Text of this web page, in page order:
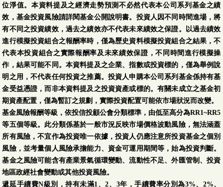
位淨值。本資料提及之經濟走勢預測不必然代表本公司系列基金之績
效，基金投資風險請詳閱基金公開說明書。投資人因不同時間進場，將
有不同之投資績效，過去之績效亦不代表未來績效之保證。以過去績效
進行模擬投資組合之報酬率時，僅為歷史資料模擬投資組合之結果，不
代表本投資組合之實際報酬率及未來績效保證，不同時間進行模擬操
作，結果可能不同。本資料提及之企業、指數或投資標的，僅為舉例說
明之用，不代表任何投資之推薦。投資人申購本公司系列基金係持有基
金受益憑證，而非本資料提及之投資資產或標的。有關未成立之基金初
期資產配置，僅為暫訂之規劃，實際投資配置可能依市場狀況而改變。
基金風險報酬等級，依投信投顧公會分類標準，由低至高分為RR1~RR5
等五個等級。此分類係基於一般市況反映市場價格波動風險，無法涵蓋
所有風險，不宜作為投資唯一依據，投資人仍應注意所投資基金之個別
風險，並考量個人風險承擔能力、資金可運用期間等，始為投資判斷。
基金之風險可能含有產業景氣循環變動、流動性不足、外匯管制、投資
地區政經社會變動或其他投資風險。
遞延手續費N級別，持有未滿1、2、3年，手續費率分別為3%、2%、